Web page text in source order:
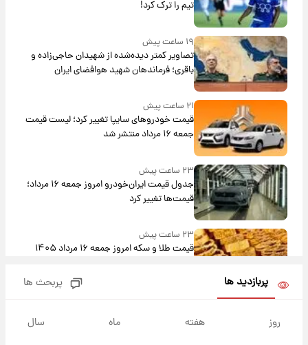
تیم را ترک کرد!
۱۹ ساعت پیش
تصاویر کمتر دیده‌شده از شهیدان حاجی‌زاده و
باقری؛ فرماندهان شهید هوافضای ایران
۲۱ ساعت پیش
قیمت خودروهای سایپا تغییر کرد؛ لیست قیمت
جمعه ۱۶ مرداد منتشر شد
۲۳ ساعت پیش
جدول قیمت ایران‌خودرو امروز جمعه ۱۶ مرداد؛
قیمت‌ها تغییر کرد
۲۳ ساعت پیش
قیمت طلا و سکه امروز جمعه ۱۶ مرداد ۱۴۰۵
درباره وضعیت او چه گفت؟
پربازدید ها پربحث ها
روز هفته ماه سال